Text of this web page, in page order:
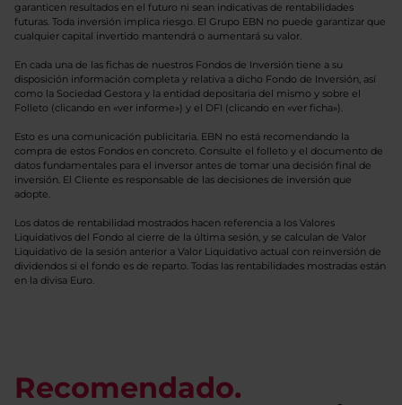
garanticen resultados en el futuro ni sean indicativas de rentabilidades
futuras. Toda inversión implica riesgo. El Grupo EBN no puede garantizar que
cualquier capital invertido mantendrá o aumentará su valor.
En cada una de las fichas de nuestros Fondos de Inversión tiene a su
disposición información completa y relativa a dicho Fondo de Inversión, así
como la Sociedad Gestora y la entidad depositaria del mismo y sobre el
Folleto (clicando en «ver informe») y el DFI (clicando en «ver ficha»).
Esto es una comunicación publicitaria. EBN no está recomendando la
compra de estos Fondos en concreto. Consulte el folleto y el documento de
datos fundamentales para el inversor antes de tomar una decisión final de
inversión. El Cliente es responsable de las decisiones de inversión que
adopte.
Los datos de rentabilidad mostrados hacen referencia a los Valores
Liquidativos del Fondo al cierre de la última sesión, y se calculan de Valor
Liquidativo de la sesión anterior a Valor Liquidativo actual con reinversión de
dividendos si el fondo es de reparto. Todas las rentabilidades mostradas están
en la divisa Euro.
Recomendado.